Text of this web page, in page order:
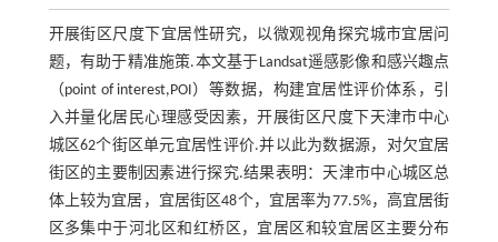
开展街区尺度下宜居性研究，以微观视角探究城市宜居问
题，有助于精准施策.本文基于Landsat遥感影像和感兴趣点
（point of interest,POI）等数据，构建宜居性评价体系，引
入并量化居民心理感受因素，开展街区尺度下天津市中心
城区62个街区单元宜居性评价.并以此为数据源，对欠宜居
街区的主要制因素进行探究.结果表明：天津市中心城区总
体上较为宜居，宜居街区48个，宜居率为77.5%，高宜居街
区多集中于河北区和红桥区，宜居区和较宜居区主要分布